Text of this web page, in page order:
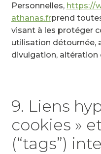
Personnelles, https://
athanas.frprend
visant à les protéger
utilisation détournée,
divulgation, altération
9. Liens
cookies »
(“tags”)